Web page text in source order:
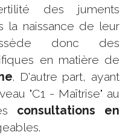
des juments
la naissance de leur
donc des
. D'autre part, ayant
"C1 - Maîtrise" au
consultations en